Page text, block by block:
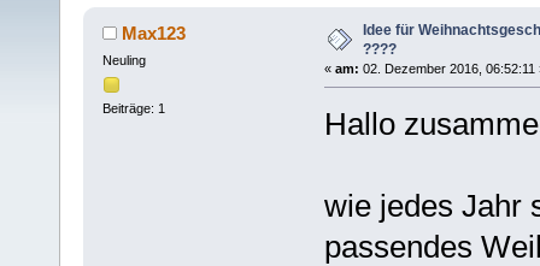
Max123
Neuling
Beiträge: 1
Idee für
????
« am: 02. Dezember 2016, 06:52:11
Hallo
wie jedes Jahr
passendes